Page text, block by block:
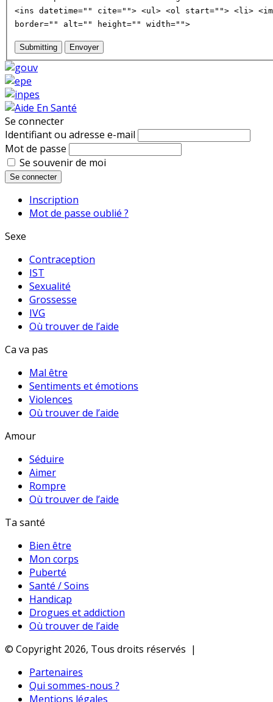
<ins datetime="" cite=""> <ul> <ol start=""> <li>
border="" alt="" height="" width="">
Submitting Envoyer
Se connecter
Identifiant ou adresse e-mail
Mot de passe
Se souvenir de moi
Se connecter
Inscription
Mot de passe oublié ?
Sexe
Contraception
IST
Sexualité
Grossesse
IVG
Où trouver de l’aide
Ca va pas
Mal être
Sentiments et émotions
Violences
Où trouver de l’aide
Amour
Séduire
Aimer
Rompre
Où trouver de l’aide
Ta santé
Bien être
Mon corps
Puberté
Santé / Soins
Handicap
Drogues et addiction
Où trouver de l’aide
© Copyright 2026, Tous droits réservés |
Partenaires
Qui sommes-nous ?
Mentions légales